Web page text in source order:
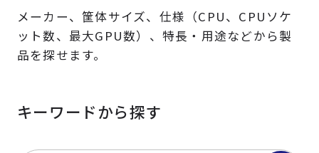
メーカー、筐体サイズ、仕様（CPU、CPUソケ
ット数、最大GPU数）、特長・用途などから製
品を探せます。
キーワードから探す